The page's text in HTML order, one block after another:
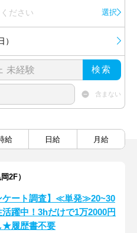
ださい 選択
検索
含まない
給 日給 月給
2F）
ケート調査】≪単発≫20~30
活躍中！3hだけで1万2000円
★履歴書不要